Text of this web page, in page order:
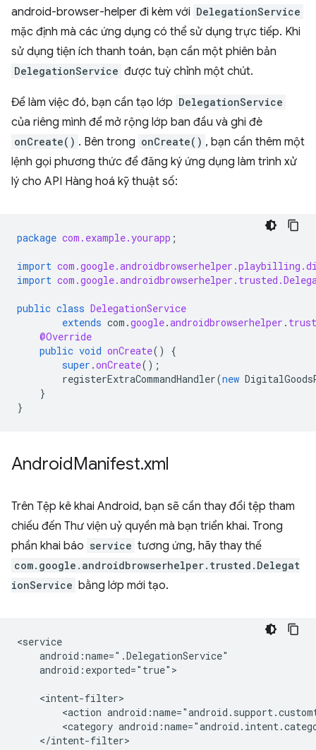
android-browser-helper đi kèm với DelegationService
mặc định mà các ứng dụng có thể sử dụng trực tiếp. Khi
sử dụng tiện ích thanh toán, bạn cần một phiên bản
DelegationService được tuỳ chỉnh một chút.
Để làm việc đó, bạn cần tạo lớp DelegationService
của riêng mình để mở rộng lớp ban đầu và ghi đè
onCreate() . Bên trong onCreate() , bạn cần thêm một
lệnh gọi phương thức để đăng ký ứng dụng làm trình xử
lý cho API Hàng hoá kỹ thuật số:
package com.example.yourapp ;
import
import
public class DelegationService
extends com .google.androidbrowserhelper .
@Override
public void onCreate()
{
super .onCreate();
registerExtraCommandHandler(new
}
}
AndroidManifest.xml
Trên Tệp kê khai Android, bạn sẽ cần thay đổi tệp tham
chiếu đến Thư viện uỷ quyền mà bạn triển khai. Trong
phần khai báo service tương ứng, hãy thay thế
com.google.androidbrowserhelper.trusted.Delegat
ionService bằng lớp mới tạo.
android:exported="true">
<action
<category
</intent-filter>